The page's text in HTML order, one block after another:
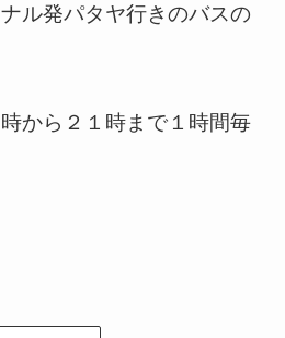
ル発パタヤ行きのバスの
から２１時まで１時間毎